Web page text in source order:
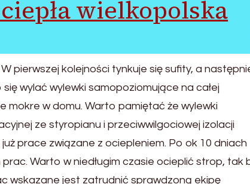
wielkopolska
pierwszej kolejności tynkuje się sufity, a
wylać wylewki samopoziomujące na całej
mokre w domu. Warto pamiętać że wylewki
ze styropianu i przeciwwilgociowej izolacji
prace związane z ociepleniem. Po ok 10 dniach
Warto w niedługim czasie ocieplić strop, tak
wskazane jest zatrudnić sprawdzoną ekipę